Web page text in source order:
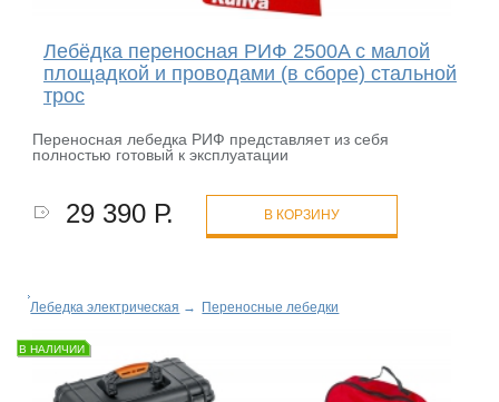
Лебёдка переносная РИФ 2500A c малой
площадкой и проводами (в сборе) стальной
трос
Переносная лебедка РИФ представляет из себя
полностью готовый к эксплуатации
29 390 Р. В КОРЗИНУ
Лебедка электрическая → Переносные лебедки
В НАЛИЧИИ